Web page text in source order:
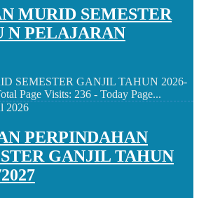
MURID SEMESTER
N PELAJARAN
SEMESTER GANJIL TAHUN 2026-
Page Visits: 236 - Today Page...
2026
PERPINDAHAN
GANJIL TAHUN